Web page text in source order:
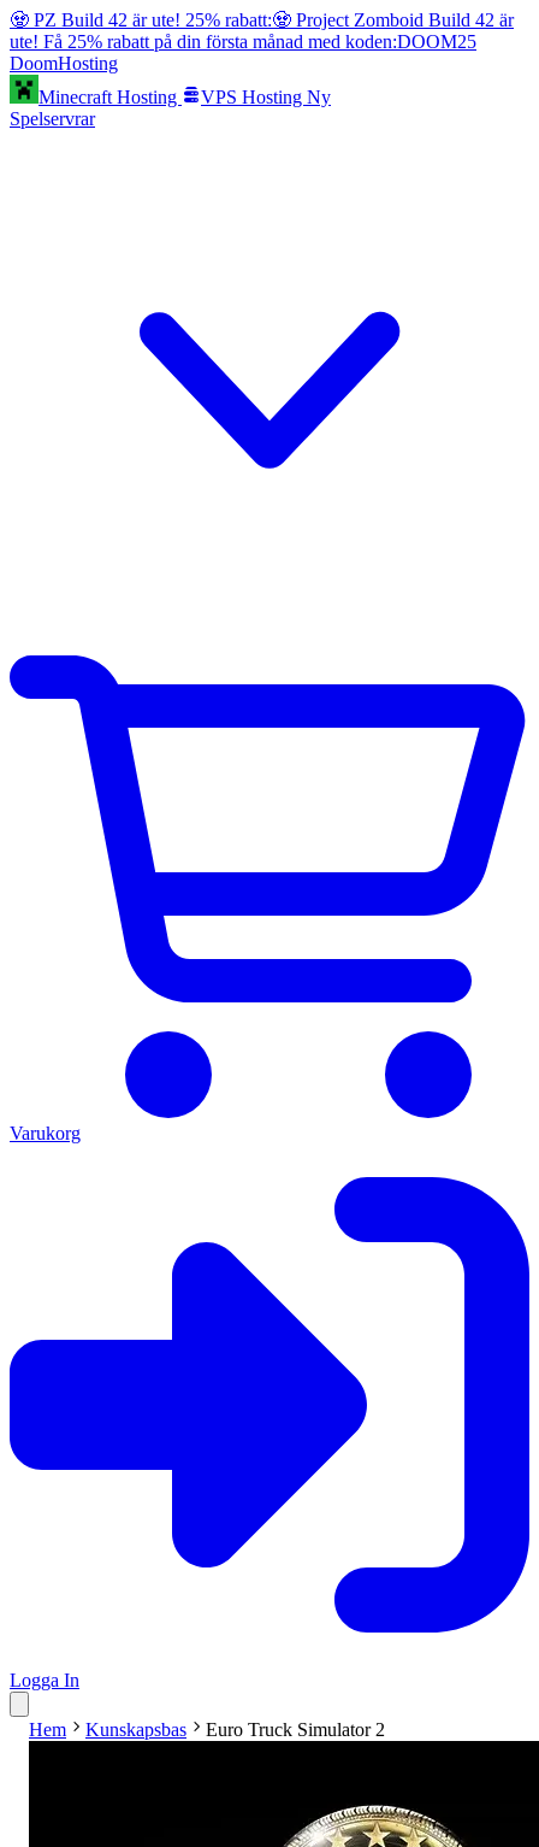
🧟 PZ Build 42 är ute! 25% rabatt:🧟 Project Zomboid Build 42 är
ute! Få 25% rabatt på din första månad med koden:DOOM25
DoomHosting
Minecraft Hosting
VPS Hosting Ny
Spelservrar
Varukorg
Logga In
Hem Kunskapsbas Euro Truck Simulator 2